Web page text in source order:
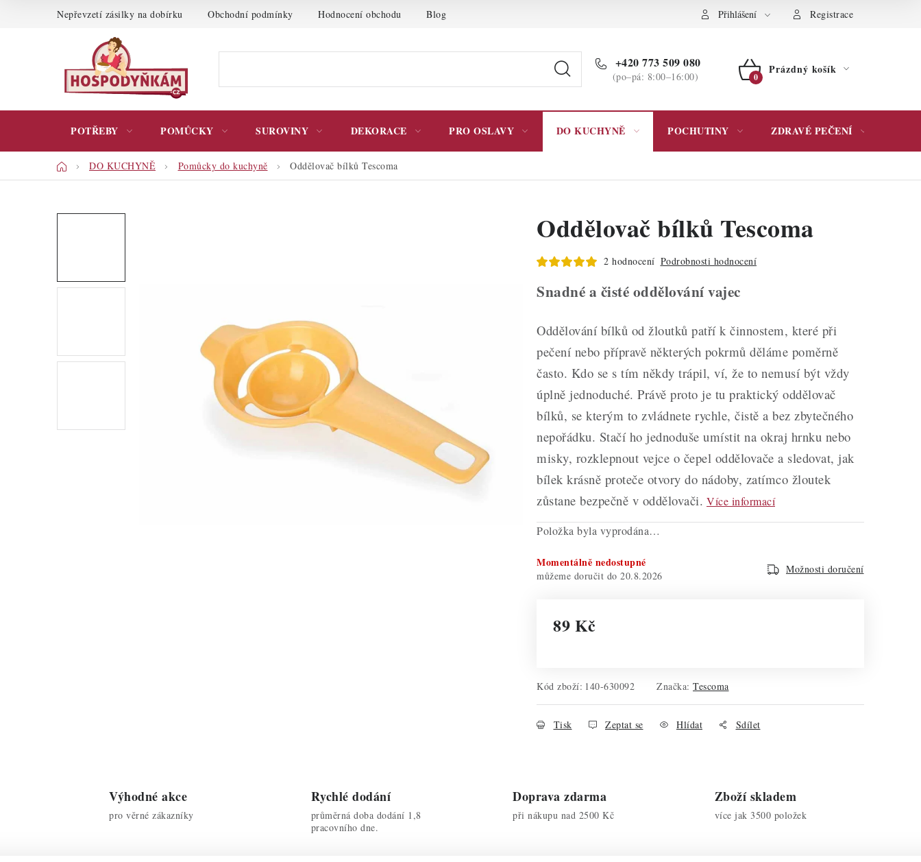
Nepřevzetí zásilky na dobírku Obchodní podmínky Hodnocení obchodu Blog Podmínky ochrany osobních údajů Přihlášení Registrace
+420 773 509 080
(po–pá: 8:00–16:00)
NÁKUPNÍ
Prázdný košík
POTŘEBY POMŮCKY SUROVINY DEKORACE PRO OSLAVY DO KUCHYNĚ POCHUTINY ZDRAVÉ PEČENÍ
DomůDO KUCHYNĚ Pomůcky do kuchyně Oddělovač bílků Tescoma
Oddělovač bílků Tescoma
2 hodnocení Podrobnosti hodnocení
Snadné a čisté oddělování vajec
Oddělování bílků od žloutků patří k činnostem, které při
pečení nebo přípravě některých pokrmů děláme poměrně
často. Kdo se s tím někdy trápil, ví, že to nemusí být vždy
úplně jednoduché. Právě proto je tu praktický oddělovač
bílků, se kterým to zvládnete rychle, čistě a bez zbytečného
nepořádku. Stačí ho jednoduše umístit na okraj hrnku nebo
misky, rozklepnout vejce o čepel oddělovače a sledovat, jak
bílek krásně proteče otvory do nádoby, zatímco žloutek
zůstane bezpečně v oddělovači. Více informací
Položka byla vyprodána…
Momentálně nedostupné
20.8.2026
Možnosti doručení
89 Kč
Kód zboží: 140-630092 Značka: Tescoma
Tisk Zeptat se Hlídat Sdílet
Výhodné akce
pro věrné zákazníky
Rychlé dodání
průměrná doba dodání 1,8
pracovního dne.
Doprava zdarma
při nákupu nad 2500 Kč
Zboží skladem
více jak 3500 položek